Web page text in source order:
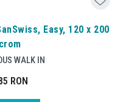
Easy, 120 x 200
WALK IN
RON